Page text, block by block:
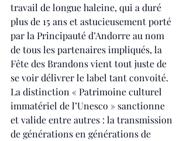
travail de longue haleine, qui a duré
plus de 15 ans et astucieusement porté
par la Principauté d’Andorre au nom
de tous les partenaires impliqués, la
Fête des Brandons vient tout juste de
se voir délivrer le label tant convoité.
La distinction « Patrimoine culturel
immatériel de l’Unesco » sanctionne
et valide entre autres : la transmission
de générations en générations de